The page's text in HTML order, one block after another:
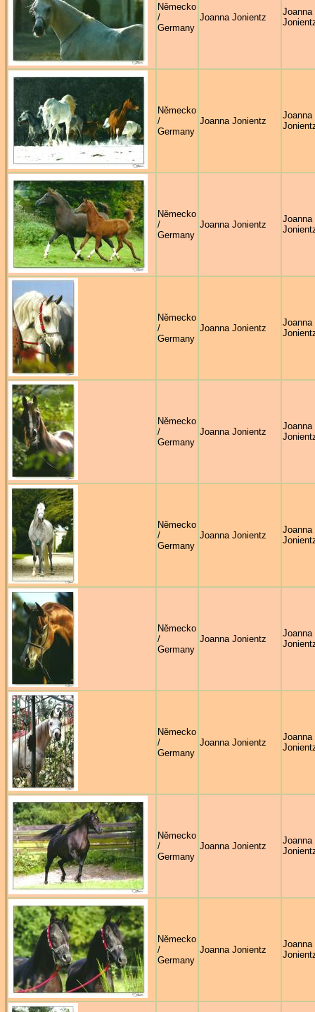
Německo
/
Germany
Joanna Jonientz
Joanna
Německo
/
Germany
Joanna Jonientz
Joanna
Německo
/
Germany
Joanna Jonientz
Joanna
Německo
/
Germany
Joanna Jonientz
Joanna
Německo
/
Germany
Joanna Jonientz
Joanna
Německo
/
Germany
Joanna Jonientz
Joanna
Německo
/
Germany
Joanna Jonientz
Joanna
Německo
/
Germany
Joanna Jonientz
Joanna
Německo
/
Germany
Joanna Jonientz
Joanna
Německo
/
Germany
Joanna Jonientz
Joanna